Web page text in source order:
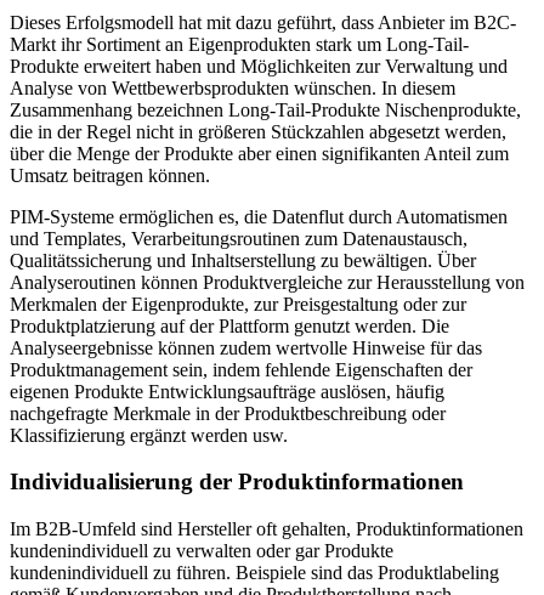
Dieses Erfolgsmodell hat mit dazu geführt, dass Anbieter im B2C-
Markt ihr Sortiment an Eigenprodukten stark um Long-Tail-
Produkte erweitert haben und Möglichkeiten zur Verwaltung und
Analyse von Wettbewerbsprodukten wünschen. In diesem
Zusammenhang bezeichnen Long-Tail-Produkte Nischenprodukte,
die in der Regel nicht in größeren Stückzahlen abgesetzt werden,
über die Menge der Produkte aber einen signifikanten Anteil zum
Umsatz beitragen können.
PIM-Systeme ermöglichen es, die Datenflut durch Automatismen
und Templates, Verarbeitungsroutinen zum Datenaustausch,
Qualitätssicherung und Inhaltserstellung zu bewältigen. Über
Analyseroutinen können Produktvergleiche zur Herausstellung von
Merkmalen der Eigenprodukte, zur Preisgestaltung oder zur
Produktplatzierung auf der Plattform genutzt werden. Die
Analyseergebnisse können zudem wertvolle Hinweise für das
Produktmanagement sein, indem fehlende Eigenschaften der
eigenen Produkte Entwicklungsaufträge auslösen, häufig
nachgefragte Merkmale in der Produktbeschreibung oder
Klassifizierung ergänzt werden usw.
Individualisierung der Produktinformationen
Im B2B-Umfeld sind Hersteller oft gehalten, Produktinformationen
kundenindividuell zu verwalten oder gar Produkte
kundenindividuell zu führen. Beispiele sind das Produktlabeling